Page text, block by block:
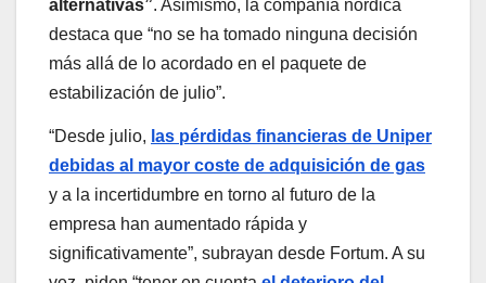
alternativas”. Asimismo, la compañía nórdica
destaca que “no se ha tomado ninguna decisión
más allá de lo acordado en el paquete de
estabilización de julio”.
“Desde julio, las pérdidas financieras de Uniper
debidas al mayor coste de adquisición de gas
y a la incertidumbre en torno al futuro de la
empresa han aumentado rápida y
significativamente”, subrayan desde Fortum. A su